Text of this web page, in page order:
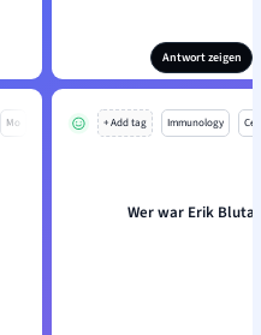
Antwort zeigen
Mo + Add tag Immunology
Wer war Erik